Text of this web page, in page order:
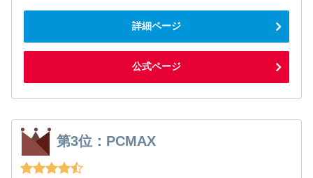
詳細ページ
公式ページ
第3位：PCMAX